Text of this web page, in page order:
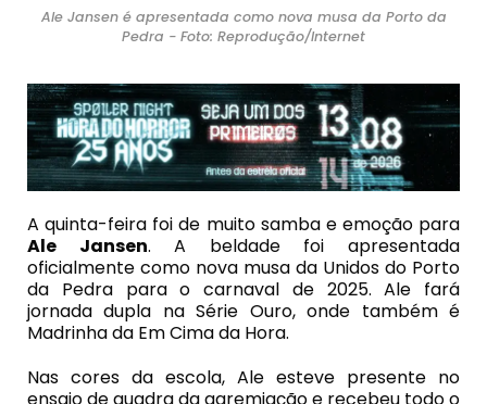
Ale Jansen é apresentada como nova musa da Porto da
Pedra - Foto: Reprodução/Internet
A quinta-feira foi de muito samba e emoção para
Ale Jansen. A beldade foi apresentada
oficialmente como nova musa da Unidos do Porto
da Pedra para o carnaval de 2025. Ale fará
jornada dupla na Série Ouro, onde também é
Madrinha da Em Cima da Hora.
Nas cores da escola, Ale esteve presente no
ensaio de quadra da agremiação e recebeu todo o